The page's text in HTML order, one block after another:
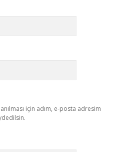
için adım, e-posta adresim